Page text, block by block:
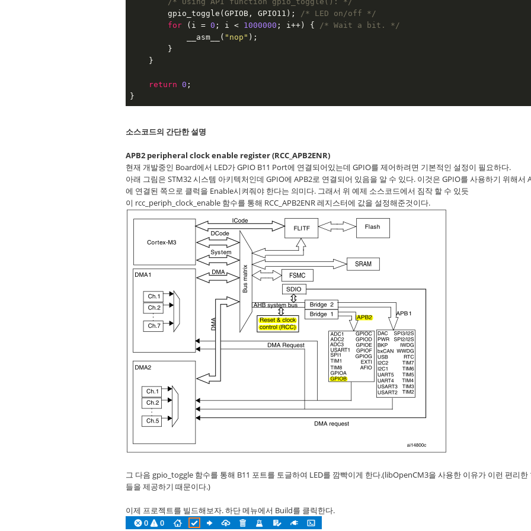
        gpio_toggle(GPIOB, GPIO11);
/* LED on/off */
for (i = 0 ; i < 1000000 ; i++) {
/* Wait a bit. */
            __asm__(
"nop" );
        }
    }
return 0 ;
}
소스코드의 간단한 설명
APB2 peripheral clock enable register (RCC_APB2ENR)
현재 개발중인 Board에서 LED가 GPIO B11 Port에 연결되어있는데 GPIO를 제어하려면 기본적인 설정이 필요하다.
아래 그림은 STM32 시스템 아키텍처인데 GPIO에 APB2로 연결되어 있음을 알 수 있다. 이것은 GPIO를 사용하기 위해서
에 연결된 쪽으로 클럭을 Enable시켜줘야 한다는 의미다. 그래서 위 예제 소스코드에서 짐작 할 수 있듯
이 rcc_periph_clock_enable 함수를 통해 RCC_APB2ENR 레지스터에 값을 설정해준것이다.
그 다음 gpio_toggle 함수를 통해 B11 포트를 토글하여 LED를 깜빡이게 한다.(libOpenCM3을 사용한 이유가 이런 편리한
들을 제공하기 때문이다.)
이제 프로젝트를 빌드해보자. 하단 메뉴에서 Build를 클릭한다.